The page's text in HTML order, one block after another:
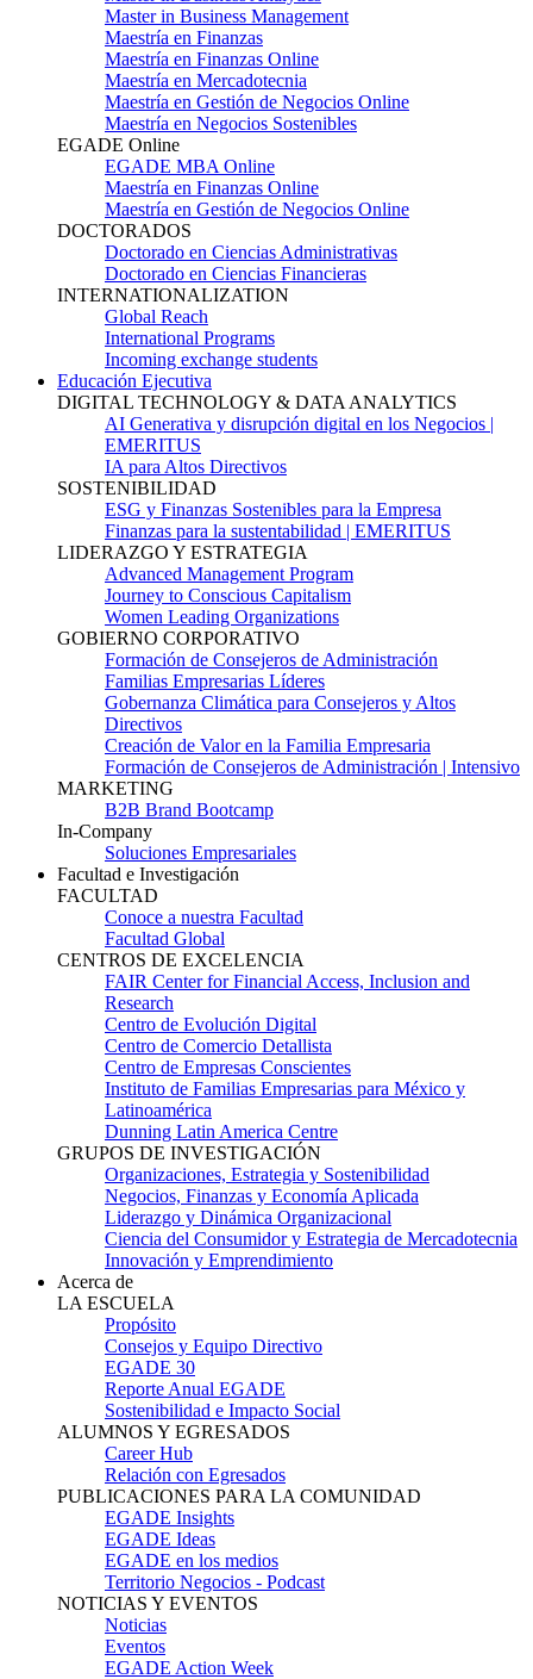
Master in Business Management
Maestría en Finanzas
Maestría en Finanzas Online
Maestría en Mercadotecnia
Maestría en Gestión de Negocios Online
Maestría en Negocios Sostenibles
EGADE Online
EGADE MBA Online
Maestría en Finanzas Online
Maestría en Gestión de Negocios Online
DOCTORADOS
Doctorado en Ciencias Administrativas
Doctorado en Ciencias Financieras
INTERNATIONALIZATION
Global Reach
International Programs
Incoming exchange students
Educación Ejecutiva
DIGITAL TECHNOLOGY & DATA ANALYTICS
AI Generativa y disrupción digital en los Negocios |
EMERITUS
IA para Altos Directivos
SOSTENIBILIDAD
ESG y Finanzas Sostenibles para la Empresa
Finanzas para la sustentabilidad | EMERITUS
LIDERAZGO Y ESTRATEGIA
Advanced Management Program
Journey to Conscious Capitalism
Women Leading Organizations
GOBIERNO CORPORATIVO
Formación de Consejeros de Administración
Familias Empresarias Líderes
Gobernanza Climática para Consejeros y Altos
Directivos
Creación de Valor en la Familia Empresaria
Formación de Consejeros de Administración | Intensivo
MARKETING
B2B Brand Bootcamp
In-Company
Soluciones Empresariales
Facultad e Investigación
FACULTAD
Conoce a nuestra Facultad
Facultad Global
CENTROS DE EXCELENCIA
FAIR Center for Financial Access, Inclusion and
Research
Centro de Evolución Digital
Centro de Comercio Detallista
Centro de Empresas Conscientes
Instituto de Familias Empresarias para México y
Latinoamérica
Dunning Latin America Centre
GRUPOS DE INVESTIGACIÓN
Organizaciones, Estrategia y Sostenibilidad
Negocios, Finanzas y Economía Aplicada
Liderazgo y Dinámica Organizacional
Ciencia del Consumidor y Estrategia de Mercadotecnia
Innovación y Emprendimiento
Acerca de
LA ESCUELA
Propósito
Consejos y Equipo Directivo
EGADE 30
Reporte Anual EGADE
Sostenibilidad e Impacto Social
ALUMNOS Y EGRESADOS
Career Hub
Relación con Egresados
PUBLICACIONES PARA LA COMUNIDAD
EGADE Insights
EGADE Ideas
EGADE en los medios
Territorio Negocios - Podcast
NOTICIAS Y EVENTOS
Noticias
Eventos
EGADE Action Week